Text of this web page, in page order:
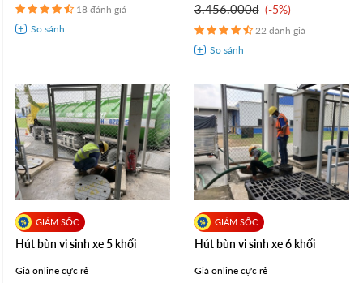
18 đánh giá 3.456.000₫ -5%
22 đánh giá
Hút bùn vi sinh xe 5 khối
Giá online cực rẻ
Hút bùn vi sinh xe 6 khối
Giá online cực rẻ